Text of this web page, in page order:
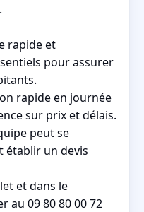
rapide et
pour assurer
rapide en journée
sur prix et délais.
peut se
établir un devis
et dans le
au 09 80 80 00 72